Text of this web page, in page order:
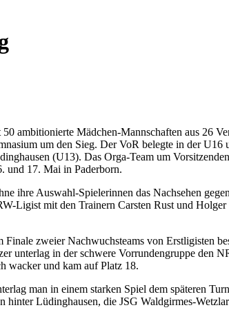
ambitionierte Mädchen-Mannschaften aus 26
um den Sieg. Der VoR belegte in der
(U13). Das Orga-Team um
und 17. Mai in Paderborn.
Auswahl-Spielerinnen das Nachsehen
Ligist mit den Trainern Carsten Rust und Holger
zweier Nachwuchsteams von Erstligisten
unterlag in der schwere Vorrundengruppe den
wacker und kam auf Platz 18.
man in einem starken Spiel dem späteren
Lüdinghausen, die JSG Waldgirmes-